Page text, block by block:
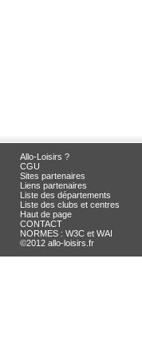
Allo-Loisirs ?
CGU
Sites partenaires
Liens partenaires
Liste des départements
Liste des clubs et centres
Haut de page
CONTACT
NORMES : W3C et WAI
©2012 allo-loisirs.fr